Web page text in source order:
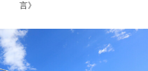
言》